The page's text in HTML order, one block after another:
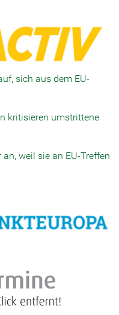
sich aus dem EU-
kritisieren umstrittene
weil sie an EU-Treffen